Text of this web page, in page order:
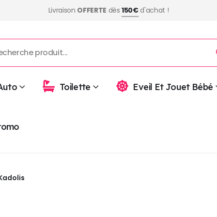
Livraison OFFERTE dès150€d'achat !
Toilette Eveil Et Jouet Bébé